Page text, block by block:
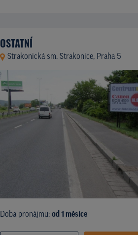
OSTATNÍ
Strakonická sm. Strakonice, Praha 5
Doba pronájmu: od 1 měsíce